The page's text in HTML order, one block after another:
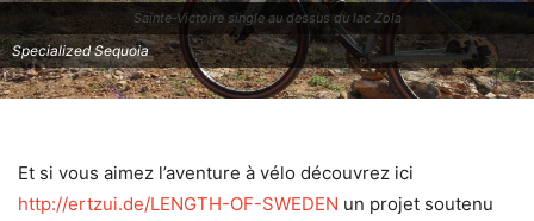
Sainte-Victoire single au dessus du lac Zola
Specialized Sequoia
Et si vous aimez l’aventure à vélo découvrez ici
http://ertzui.de/LENGTH-OF-SWEDEN un projet soutenu